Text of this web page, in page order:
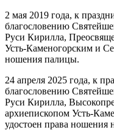
2 мая 2019 года, к
благословению
Руси Кирилла,
Усть-Каменогорским и
ношения палицы.
24 апреля 2025 года, к
благословению
Руси Кирилла,
архиепископом Усть-
удостоен права ношения